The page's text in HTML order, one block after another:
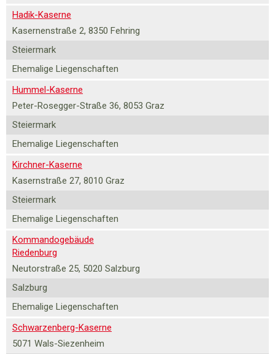
Hadik-Kaserne
Kasernenstraße 2, 8350 Fehring
Steiermark
Ehemalige Liegenschaften
Hummel-Kaserne
Peter-Rosegger-Straße 36, 8053 Graz
Steiermark
Ehemalige Liegenschaften
Kirchner-Kaserne
Kasernstraße 27, 8010 Graz
Steiermark
Ehemalige Liegenschaften
Kommandogebäude
Riedenburg
Neutorstraße 25, 5020 Salzburg
Salzburg
Ehemalige Liegenschaften
Schwarzenberg-Kaserne
5071 Wals-Siezenheim